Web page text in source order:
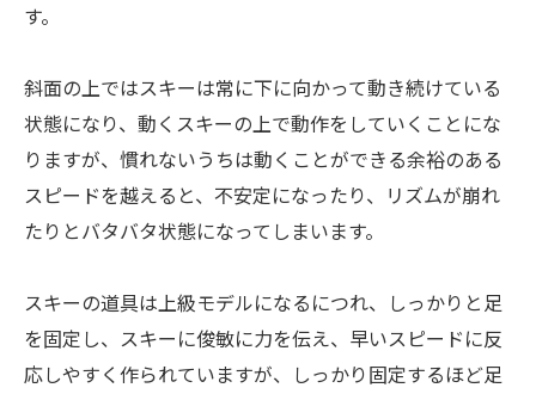
す。
斜面の上ではスキーは常に下に向かって動き続けている
状態になり、動くスキーの上で動作をしていくことにな
りますが、慣れないうちは動くことができる余裕のある
スピードを越えると、不安定になったり、リズムが崩れ
たりとバタバタ状態になってしまいます。
スキーの道具は上級モデルになるにつれ、しっかりと足
を固定し、スキーに俊敏に力を伝え、早いスピードに反
応しやすく作られていますが、しっかり固定するほど足